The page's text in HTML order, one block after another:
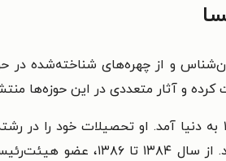
و از چهره‌های شناخته‌شده در
کرده و آثار متعددی در این حوزه‌ها
علی شمیسا در سال ۱۳۴۶ به دنیا آمد. او